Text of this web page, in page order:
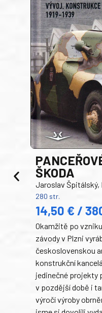
ŠKODA
Jaroslav Špitálský,
280 str.
14,50 € /
Okamžitě po
závody v Plzni
československou
konstrukční
jedinečné projekty
v pozdější době i
výročí výroby